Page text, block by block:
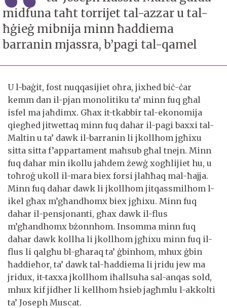
midfuna taħt torrijet tal-azzar u tal-
ħġieġ mibnija minn ħaddiema
barranin mjassra, b’pagi tal-qamel
U l-baġit, fost nuqqasijiet oħra, jixhed biċ-ċar
kemm dan il-pjan monolitiku ta’ minn fuq għal
isfel ma jaħdimx. Għax it-tkabbir tal-ekonomija
qiegħed jitwettaq minn fuq dahar il-pagi baxxi tal-
Maltin u ta’ dawk il-barranin li jkollhom jgħixu
sitta sitta f’appartament maħsub għal tnejn. Minn
fuq dahar min ikollu jaħdem żewġ xogħlijiet hu, u
toħroġ ukoll il-mara biex forsi jlaħħaq mal-ħajja.
Minn fuq dahar dawk li jkollhom jitqassmilhom l-
ikel għax m’għandhomx biex jgħixu. Minn fuq
dahar il-pensjonanti, għax dawk il-flus
m’għandhomx bżonnhom. Insomma minn fuq
dahar dawk kollha li jkollhom jgħixu minn fuq il-
flus li qalgħu bl-għaraq ta’ ġbinhom, mhux ġbin
ħaddieħor, ta’ dawk tal-ħaddiema li jridu jew ma
jridux, it-taxxa jkollhom iħallsuha sal-anqas sold,
mhux kif jidher li kellhom ħsieb jagħmlu l-akkolti
ta’ Joseph Muscat.